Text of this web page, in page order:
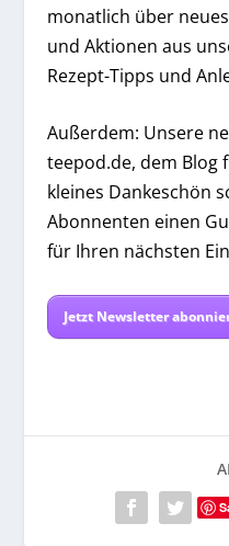
monatlich über
und Aktionen aus
Rezept-Tipps und
Außerdem: Unsere
teepod.de, dem Blog
kleines Dankeschön
Abonnenten einen
für Ihren nächsten
Jetzt Newsletter